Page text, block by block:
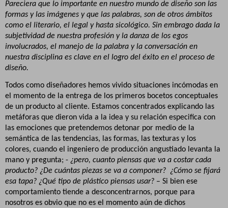
Pareciera que lo importante en nuestro mundo de diseño son las
formas y las imágenes y que las palabras, son de otros ámbitos
como el literario, el legal y hasta sicológico. Sin embrago dada la
subjetividad de nuestra profesión y la danza de los egos
involucrados, el manejo de la palabra y la conversación en
nuestra disciplina es clave en el logro del éxito en el proceso de
diseño.
Todos como diseñadores hemos vivido situaciones incómodas en
el momento de la entrega de los primeros bocetos conceptuales
de un producto al cliente. Estamos concentrados explicando las
metáforas que dieron vida a la idea y su relación especifica con
las emociones que pretendemos detonar por medio de la
semántica de las tendencias, las formas, las texturas y los
colores, cuando el ingeniero de producción angustiado levanta la
mano y pregunta; - ¿pero, cuanto piensas que va a costar cada
producto? ¿De cuántas piezas se va a componer? ¿Cómo se fijará
esa tapa? ¿Qué tipo de plástico piensas usar? – Si bien ese
comportamiento tiende a desconcentrarnos, porque para
nosotros es obvio que no es el momento aún de dichos